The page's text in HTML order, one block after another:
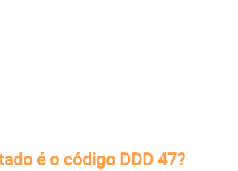
é o código DDD 47?